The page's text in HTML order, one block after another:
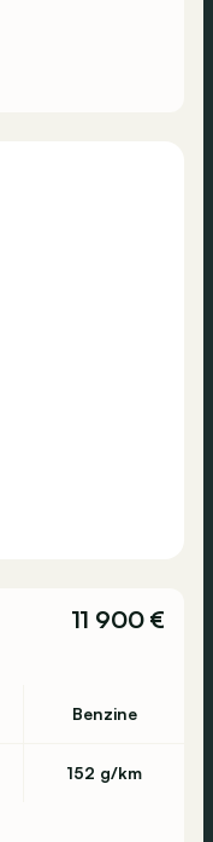
11 900 €
Benzine
152 g/km